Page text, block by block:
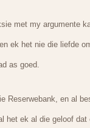
met my argumente
ek het nie die liefde
as goed.
Reserwebank, en al
het ek al die geloof dat